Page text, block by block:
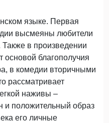
языке. Первая
высмеяны любители
в произведении
благополучия
в комедии вторичными
рассматривает
наживы –
и положительный образ
его личные